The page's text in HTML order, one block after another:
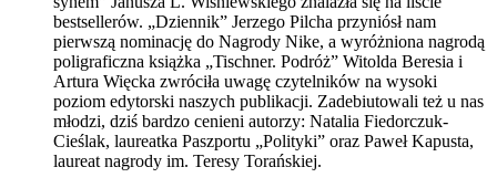
bestsellerów. „Dziennik” Jerzego Pilcha przyniósł nam
pierwszą nominację do Nagrody Nike, a wyróżniona nagrodą
poligraficzna książka „Tischner. Podróż” Witolda Beresia i
Artura Więcka zwróciła uwagę czytelników na wysoki
poziom edytorski naszych publikacji. Zadebiutowali też u nas
młodzi, dziś bardzo cenieni autorzy: Natalia Fiedorczuk-
Cieślak, laureatka Paszportu „Polityki” oraz Paweł Kapusta,
laureat nagrody im. Teresy Torańskiej.